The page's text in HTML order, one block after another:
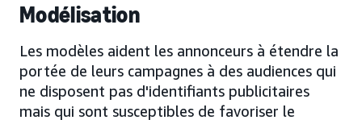
Modélisation
Les modèles aident les annonceurs à étendre la
portée de leurs campagnes à des audiences qui
ne disposent pas d'identifiants publicitaires
mais qui sont susceptibles de favoriser le